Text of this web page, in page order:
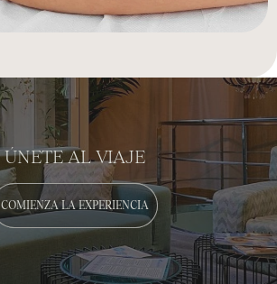
ÚNETE AL VIAJE
COMIENZA LA EXPERIENCIA